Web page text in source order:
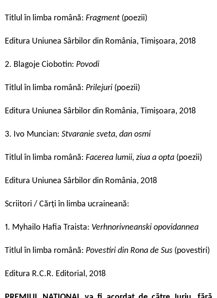
Titlul în limba română: Fragment (poezii)
Editura Uniunea Sârbilor din România, Timișoara, 2018
2. Blagoje Ciobotin: Povodi
Titlul în limba română: Prilejuri (poezii)
Editura Uniunea Sârbilor din România, Timișoara, 2018
3. Ivo Muncian: Stvaranie sveta, dan osmi
Titlul în limba română: Facerea lumii, ziua a opta (poezii)
Editura Uniunea Sârbilor din România, 2018
Scriitori / Cărți în limba ucraineană:
1. Myhailo Hafia Traista: Verhnorivneanski opovidannea
Titlul în limba română: Povestiri din Rona de Sus (povestiri)
Editura R.C.R. Editorial, 2018